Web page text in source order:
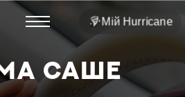
Мій Hurricane
САШЕ